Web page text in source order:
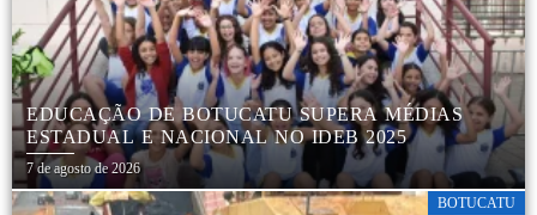
EDUCAÇÃO DE BOTUCATU SUPERA MÉDIAS
ESTADUAL E NACIONAL NO IDEB 2025
7 de agosto de 2026
BOTUCATU